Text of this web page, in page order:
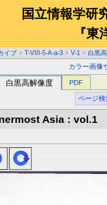
国立情報学研
『東
イブ > T-VIII-5-A-a-3 > V-1 > 白黒
カラー画像
白黒高解像度 PDF
ページ検
Asia : vol.1